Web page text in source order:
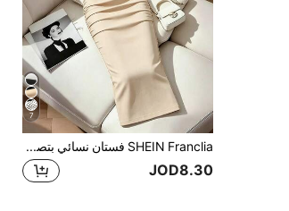
7
SHEIN Franclia فستان نسائي بتصميم كتل لونية أسود وأبيض بدون حمالات بقصة ضيقة وإطلالة جذابة، فستان نسائي أنيق، فستان نسائي كاجوال، فستان نسائي للتنقل، فستان نسائي أسود، فستان نسائي أبيض، فستان زفاف، فستان تخرج، ملابس صيفية، ملابس نسائية للعطلات، ملابس نسائية للإجازات، فستان نسائي رسمي، ملابس نسائية رسمية، ملابس نسائية للتنقل، ملابس نسائية للمكتب، فستان اجتماعي/فستان مكان العمل، ملابس نسائية للمكتب، ملابس نسائية رسمية للأعمال، ملابس نسائية للمكتب، كتل لونية
JOD8.30